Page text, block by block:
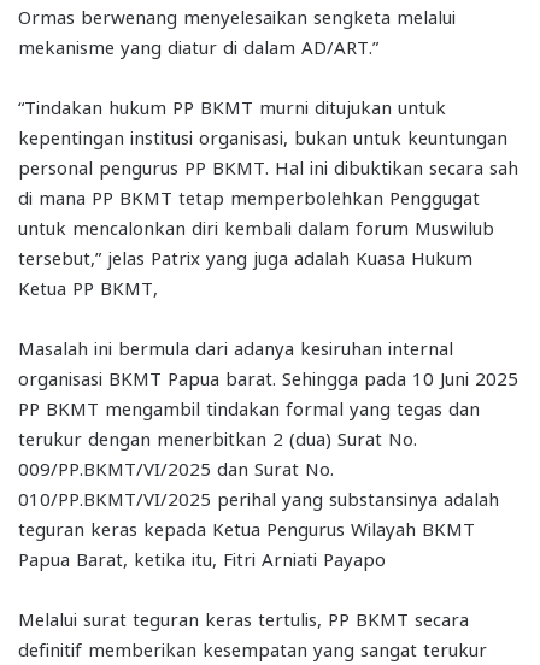
Ormas berwenang menyelesaikan sengketa melalui
mekanisme yang diatur di dalam AD/ART.”
“Tindakan hukum PP BKMT murni ditujukan untuk
kepentingan institusi organisasi, bukan untuk keuntungan
personal pengurus PP BKMT. Hal ini dibuktikan secara sah
di mana PP BKMT tetap memperbolehkan Penggugat
untuk mencalonkan diri kembali dalam forum Muswilub
tersebut,” jelas Patrix yang juga adalah Kuasa Hukum
Ketua PP BKMT,
Masalah ini bermula dari adanya kesiruhan internal
organisasi BKMT Papua barat. Sehingga pada 10 Juni 2025
PP BKMT mengambil tindakan formal yang tegas dan
terukur dengan menerbitkan 2 (dua) Surat No.
009/PP.BKMT/VI/2025 dan Surat No.
010/PP.BKMT/VI/2025 perihal yang substansinya adalah
teguran keras kepada Ketua Pengurus Wilayah BKMT
Papua Barat, ketika itu, Fitri Arniati Payapo
Melalui surat teguran keras tertulis, PP BKMT secara
definitif memberikan kesempatan yang sangat terukur